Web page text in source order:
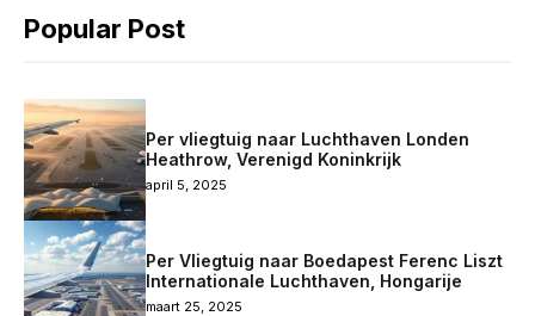
Popular Post
Per vliegtuig naar Luchthaven Londen
Heathrow, Verenigd Koninkrijk
april 5, 2025
Per Vliegtuig naar Boedapest Ferenc Liszt
Internationale Luchthaven, Hongarije
maart 25, 2025